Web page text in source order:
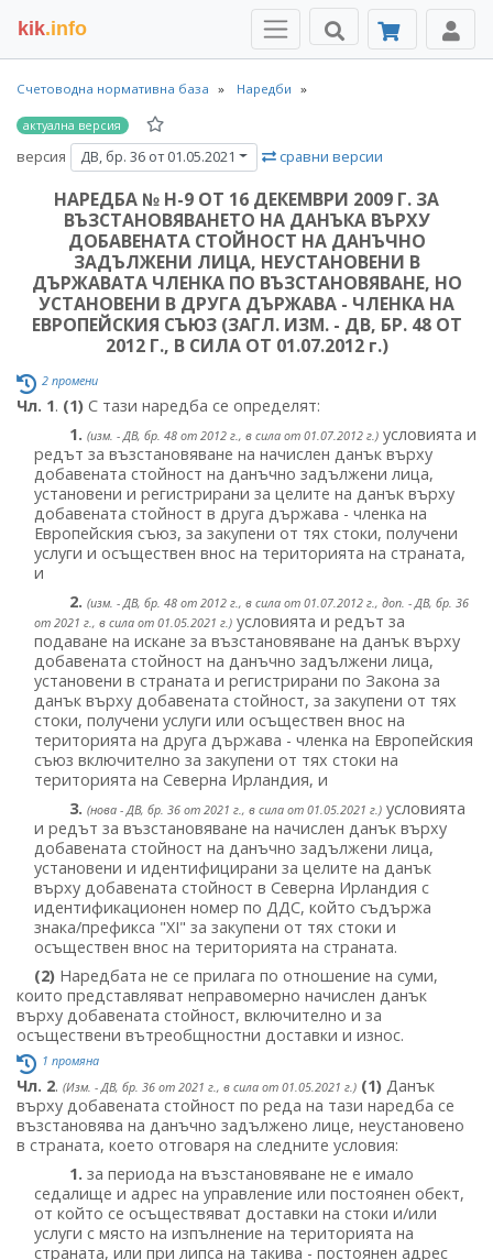
kik.info
Счетоводна нормативна база Наредби
актуална версия
версия ДВ, бр. 36 от 01.05.2021 сравни версии
НАРЕДБА № Н-9 ОТ 16 ДЕКЕМВРИ 2009 Г. ЗА
ВЪЗСТАНОВЯВАНЕТО НА ДАНЪКА ВЪРХУ
ДОБАВЕНАТА СТОЙНОСТ НА ДАНЪЧНО
ЗАДЪЛЖЕНИ ЛИЦА, НЕУСТАНОВЕНИ В
ДЪРЖАВАТА ЧЛЕНКА ПО ВЪЗСТАНОВЯВАНЕ, НО
УСТАНОВЕНИ В ДРУГА ДЪРЖАВА - ЧЛЕНКА НА
ЕВРОПЕЙСКИЯ СЪЮЗ (ЗАГЛ. ИЗМ. - ДВ, БР. 48 ОТ
2012 Г., В СИЛА ОТ 01.07.2012 г.)
2 промени
Чл. 1. (1) С тази наредба се определят:
1. (изм. - ДВ, бр. 48 от 2012 г., в сила от 01.07.2012 г.) условията и
редът за възстановяване на начислен данък върху
добавената стойност на данъчно задължени лица,
установени и регистрирани за целите на данък върху
добавената стойност в друга държава - членка на
Европейския съюз, за закупени от тях стоки, получени
услуги и осъществен внос на територията на страната,
и
2. (изм. - ДВ, бр. 48 от 2012 г., в сила от 01.07.2012 г., доп. - ДВ, бр. 36
от 2021 г., в сила от 01.05.2021 г.) условията и редът за
подаване на искане за възстановяване на данък върху
добавената стойност на данъчно задължени лица,
установени в страната и регистрирани по Закона за
данък върху добавената стойност, за закупени от тях
стоки, получени услуги или осъществен внос на
територията на друга държава - членка на Европейския
съюз включително за закупени от тях стоки на
територията на Северна Ирландия, и
3. (нова - ДВ, бр. 36 от 2021 г., в сила от 01.05.2021 г.) условията
и редът за възстановяване на начислен данък върху
добавената стойност на данъчно задължени лица,
установени и идентифицирани за целите на данък
върху добавената стойност в Северна Ирландия с
идентификационен номер по ДДС, който съдържа
знака/префикса "XI" за закупени от тях стоки и
осъществен внос на територията на страната.
(2) Наредбата не се прилага по отношение на суми,
които представляват неправомерно начислен данък
върху добавената стойност, включително и за
осъществени вътреобщностни доставки и износ.
1 промяна
Чл. 2. (Изм. - ДВ, бр. 36 от 2021 г., в сила от 01.05.2021 г.) (1) Данък
върху добавената стойност по реда на тази наредба се
възстановява на данъчно задължено лице, неустановено
в страната, което отговаря на следните условия:
1. за периода на възстановяване не е имало
седалище и адрес на управление или постоянен обект,
от който се осъществяват доставки на стоки и/или
услуги с място на изпълнение на територията на
страната, или при липса на такива - постоянен адрес